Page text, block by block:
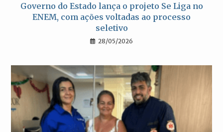
Governo do Estado lança o projeto Se Liga no
ENEM, com ações voltadas ao processo
seletivo
28/05/2026